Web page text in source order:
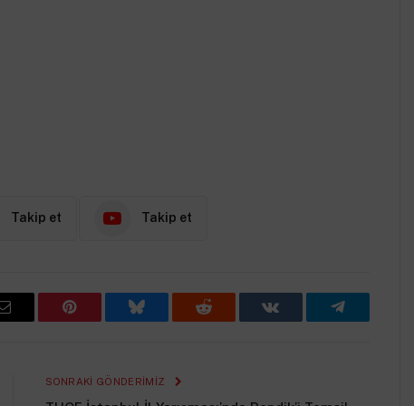
Takip et Takip et
E-
Adresiniz
Pinterest Bluesky Reddit VKontakteTelegram
SONRAKI GÖNDERIMIZ